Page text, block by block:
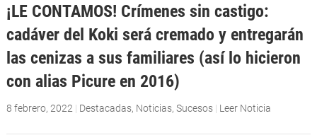
¡LE CONTAMOS! Crímenes sin castigo:
cadáver del Koki será cremado y entregarán
las cenizas a sus familiares (así lo hicieron
con alias Picure en 2016)
8 febrero, 2022| Destacadas, Noticias, Sucesos | Leer Noticia